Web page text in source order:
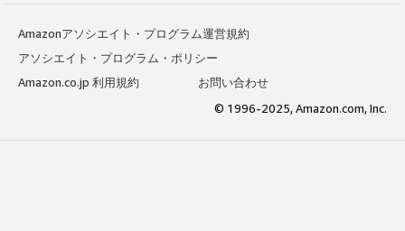
Amazonアソシエイト・プログラム運営規約
アソシエイト・プログラム・ポリシー
Amazon.co.jp 利用規約
お問い合わせ
© 1996-2025, Amazon.com, Inc.